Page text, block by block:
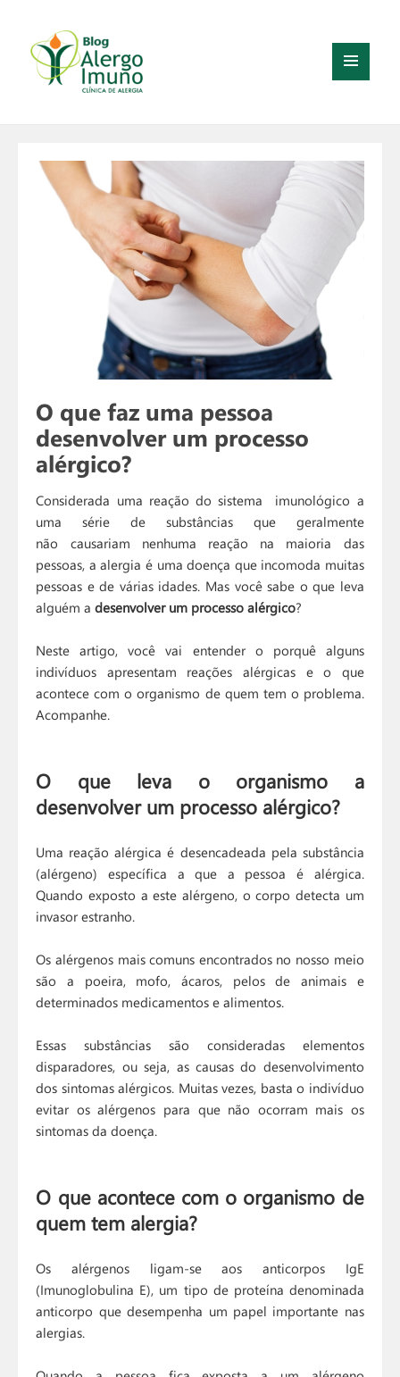
O que faz uma pessoa
desenvolver um processo
alérgico?
Considerada uma reação do sistema imunológico a
uma série de substâncias que geralmente
não causariam nenhuma reação na maioria das
pessoas, a alergia é uma doença que incomoda muitas
pessoas e de várias idades. Mas você sabe o que leva
alguém adesenvolver um processo alérgico?
Neste artigo, você vai entender o porquê alguns
indivíduos apresentam reações alérgicas e o que
acontece com o organismo de quem tem o problema.
Acompanhe.
O que leva o organismo a
desenvolver um processo alérgico?
Uma reação alérgica é desencadeada pela substância
(alérgeno) específica a que a pessoa é alérgica.
Quando exposto a este alérgeno, o corpo detecta um
invasor estranho.
Os alérgenos mais comuns encontrados no nosso meio
são a poeira, mofo, ácaros, pelos de animais e
determinados medicamentos e alimentos.
Essas substâncias são consideradas elementos
disparadores, ou seja, as causas do desenvolvimento
dos sintomas alérgicos. Muitas vezes, basta o indivíduo
evitar os alérgenos para que não ocorram mais os
sintomas da doença.
O que acontece com o organismo de
quem tem alergia?
Os alérgenos ligam-se aos anticorpos IgE
(Imunoglobulina E), um tipo de proteína denominada
anticorpo que desempenha um papel importante nas
alergias.